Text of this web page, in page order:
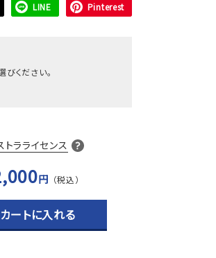
LINE Pinterest
ください。
トラライセンス
円
カートに入れる